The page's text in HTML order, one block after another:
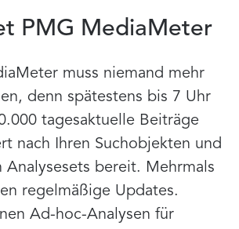
PMG MediaMeter
muss niemand mehr
denn spätestens bis 7 Uhr
tagesaktuelle Beiträge
nach Ihren Suchobjekten und
bereit. Mehrmals
regelmäßige Updates.
Ad-hoc-Analysen für